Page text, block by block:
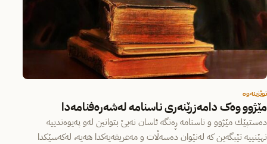
توێژینەوە
مێژوو وەک دامەزرێنەری ناسنامە لەشەرەفنامەدا
دەستپێك مێژوو و ناسنامه‌ ڕەنگە ئاسان نەبێ بتوانین لەو پەیوەندییە
نهێنییە تێبگەین كە لەنێوان دەسەڵات و مەعریفەیەكدا هەیە، لەكەسێكدا